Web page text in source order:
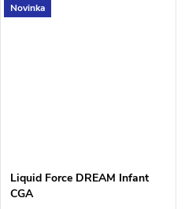
Novinka
Liquid Force DREAM Infant
CGA